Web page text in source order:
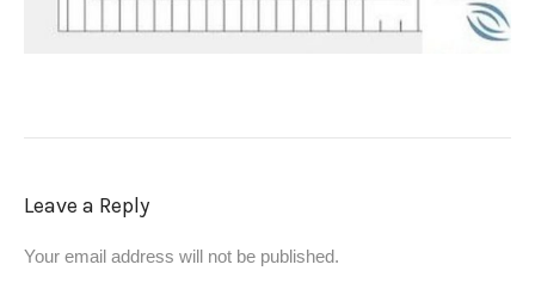
Leave a Reply
Your email address will not be published.